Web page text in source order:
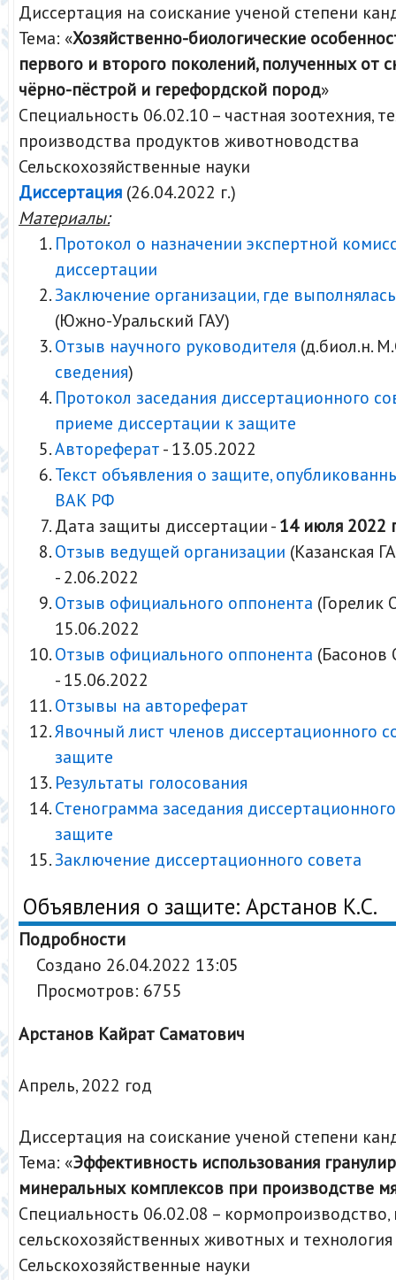
Диссертация на соискание ученой степени
Тема: «Хозяйственно-биологические
первого и второго поколений, полученных от
чёрно-пёстрой и герефордской пород»
Специальность 06.02.10 – частная зоотехния,
производства продуктов животноводства
Сельскохозяйственные науки
Диссертация (26.04.2022 г.)
Материалы:
Протокол о назначении экспертной
диссертации
Заключение организации, где
(Южно-Уральский ГАУ)
Отзыв научного руководителя (д.биол.н.
сведения)
Протокол заседания диссертационного
приеме диссертации к защите
Автореферат - 13.05.2022
Текст объявления о защите,
ВАК РФ
Дата защиты диссертации - 14 июля 2022
Отзыв ведущей организации (Казанская
- 2.06.2022
Отзыв официального оппонента (Горелик
15.06.2022
Отзыв официального оппонента (Басонов
- 15.06.2022
Отзывы на автореферат
Явочный лист членов диссертационного
защите
Результаты голосования
Стенограмма заседания
защите
Заключение диссертационного совета
Объявления о защите: Арстанов К.С.
Подробности
Создано 26.04.2022 13:05
Просмотров: 6755
Арстанов Кайрат Саматович
Апрель, 2022 год
Диссертация на соискание ученой степени
Тема: «Эффективность использования
минеральных комплексов при производстве
Специальность 06.02.08 –
сельскохозяйственных животных и
Сельскохозяйственные науки